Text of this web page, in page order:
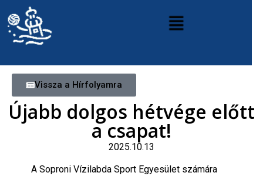
Vissza a Hírfolyamra
Újabb dolgos hétvége előtt
a csapat!
2025.10.13
A Soproni Vízilabda Sport Egyesület számára